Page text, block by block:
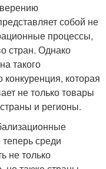
собой не
процессы,
стран. Однако
такого
конкуренция, которая
не только товары
и регионы.
среди
не только